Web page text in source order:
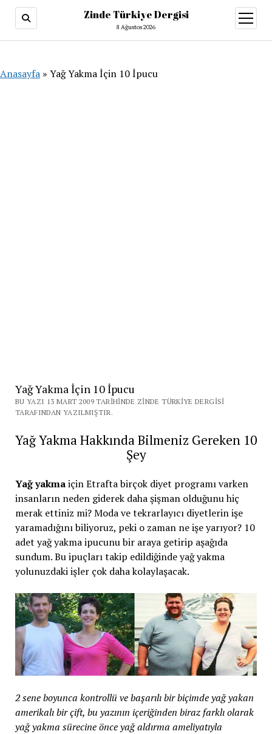
Zinde Türkiye Dergisi
8 Ağustos 2026
aç
Anasayfa » Yağ Yakma İçin 10 İpucu
Yağ Yakma İçin 10 İpucu
BU YAZI 13 MART 2009 TARIHINDE ZINDE TÜRKIYE DERGISI
TARAFINDAN YAZILMIŞTIR.
Yağ Yakma Hakkında Bilmeniz Gereken 10
Şey
Yağ yakmaiçin Etrafta birçok diyet programı varken
insanların neden giderek daha şişman olduğunu hiç
merak ettiniz mi? Moda ve tekrarlayıcı diyetlerin işe
yaramadığını biliyoruz, peki o zaman ne işe yarıyor? 10
adet yağ yakma ipucunu bir araya getirip aşağıda
sundum. Bu ipuçları takip edildiğinde yağ yakma
yolunuzdaki işler çok daha kolaylaşacak.
2 sene boyunca kontrollü ve başarılı bir biçimde yağ yakan
amerikalı bir çift, bu yazının içeriğinden biraz farklı olarak
yağ yakma sürecine önce yağ aldırma ameliyatıyla